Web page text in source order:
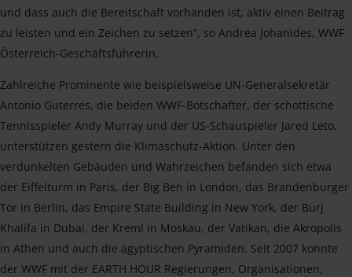
und dass auch die Bereitschaft vorhanden ist, aktiv einen Beitrag
zu leisten und ein Zeichen zu setzen“, so Andrea Johanides, WWF
Österreich-Geschäftsführerin.
Zahlreiche Prominente wie beispielsweise UN-Generalsekretär
Antonio Guterres, die beiden WWF-Botschafter, der schottische
Tennisspieler Andy Murray und der US-Schauspieler Jared Leto,
unterstützen gestern die Klimaschutz-Aktion. Unter den
verdunkelten Gebäuden und Wahrzeichen befanden sich etwa
der Eiffelturm in Paris, der Big Ben in London, das Brandenburger
Tor in Berlin, das Empire State Building in New York, der Burj
Khalifa in Dubai, der Kreml in Moskau, der Vatikan, die Akropolis
in Athen und auch die ägyptischen Pyramiden. Seit 2007 konnte
der WWF mit der EARTH HOUR Regierungen, Organisationen,